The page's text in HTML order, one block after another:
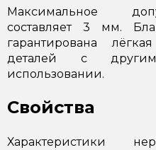
Максимальное
составляет 3 мм.
гарантирована
деталей с
использовании.
Свойства
Характеристики